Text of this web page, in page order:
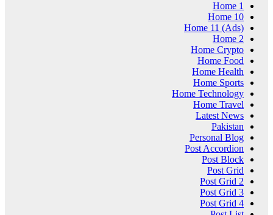
Home 1
Home 10
Home 11 (Ads)
Home 2
Home Crypto
Home Food
Home Health
Home Sports
Home Technology
Home Travel
Latest News
Pakistan
Personal Blog
Post Accordion
Post Block
Post Grid
Post Grid 2
Post Grid 3
Post Grid 4